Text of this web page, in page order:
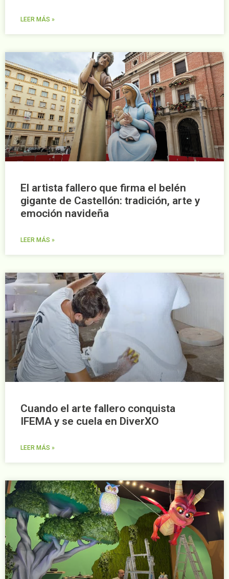
LEER MÁS »
El artista fallero que firma el belén
gigante de Castellón: tradición, arte y
emoción navideña
LEER MÁS »
Cuando el arte fallero conquista
IFEMA y se cuela en DiverXO
LEER MÁS »